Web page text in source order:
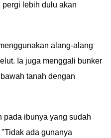
pergi lebih dulu akan
alang-alang
Ia juga menggali bunker
tanah dengan
pada ibunya yang sudah
ada gunanya